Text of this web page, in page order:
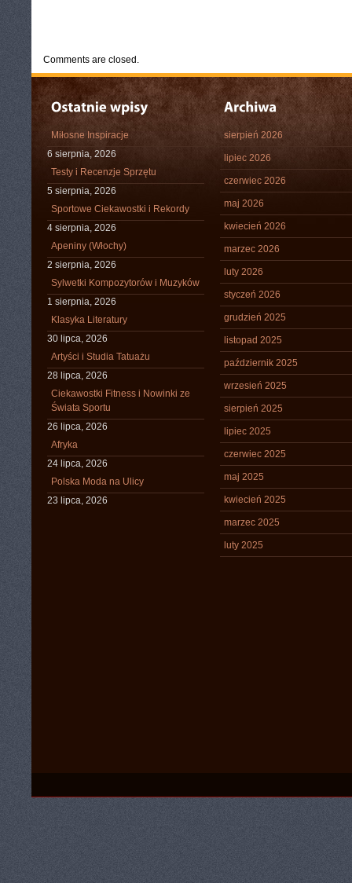
Comments are closed.
Miłosne Inspiracje
6 sierpnia, 2026
Testy i Recenzje Sprzętu
5 sierpnia, 2026
Sportowe Ciekawostki i Rekordy
4 sierpnia, 2026
Apeniny (Włochy)
2 sierpnia, 2026
Sylwetki Kompozytorów i Muzyków
1 sierpnia, 2026
Klasyka Literatury
30 lipca, 2026
Artyści i Studia Tatuażu
28 lipca, 2026
Ciekawostki Fitness i Nowinki ze
Świata Sportu
26 lipca, 2026
Afryka
24 lipca, 2026
Polska Moda na Ulicy
23 lipca, 2026
sierpień 2026
lipiec 2026
czerwiec 2026
maj 2026
kwiecień 2026
marzec 2026
luty 2026
styczeń 2026
grudzień 2025
listopad 2025
październik 2025
wrzesień 2025
sierpień 2025
lipiec 2025
czerwiec 2025
maj 2025
kwiecień 2025
marzec 2025
luty 2025